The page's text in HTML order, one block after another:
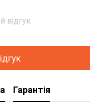
відгук
Гарантія